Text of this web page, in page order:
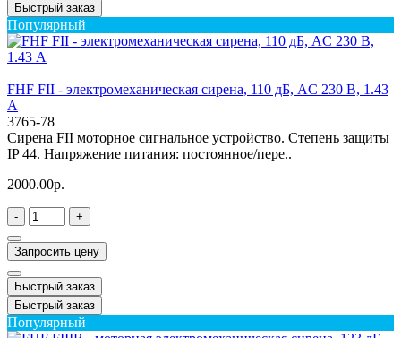
Быстрый заказ
Популярный
FHF FII - электромеханическая сирена, 110 дБ, AC 230 В, 1.43
А
3765-78
Сирена FII моторное сигнальное устройство. Степень защиты
IP 44. Напряжение питания: постоянное/пере..
2000.00р.
- +
Запросить цену
Быстрый заказ
Быстрый заказ
Популярный